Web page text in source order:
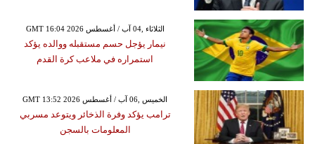
GMT 16:04 2026 الثلاثاء ,04 آب / أغسطس
نيمار يؤجل حسم مستقبله ووالده يؤكد
استمراره في ملاعب كرة القدم
GMT 13:52 2026 الخميس ,06 آب / أغسطس
ترامب يؤكد وفرة الذخائر ويتوعد مسربي
المعلومات بالسجن